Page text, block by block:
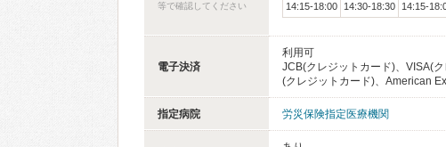
等で確認してください
14:15-18:00
14:30-18:30 14:15-
電子決済
利用可
JCB(クレジットカード)、VISA(
(クレジットカード)、American
指定病院 労災保険指定医療機関